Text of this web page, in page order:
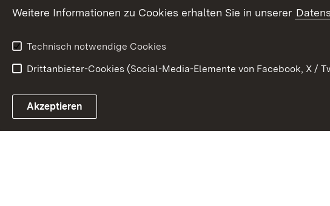
Link zum Landesportal
Weitere Informationen zu Cookies erhalten Sie in unserer
Technisch notwendige Cookies
Drittanbieter-Cookies (Social-Media-Elemente von Facebook, X /
Akzeptieren